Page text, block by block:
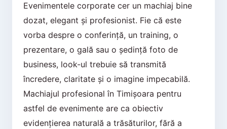
Evenimentele corporate cer un machiaj bine
dozat, elegant și profesionist. Fie că este
vorba despre o conferință, un training, o
prezentare, o gală sau o ședință foto de
business, look-ul trebuie să transmită
încredere, claritate și o imagine impecabilă.
Machiajul profesional în Timișoara pentru
astfel de evenimente are ca obiectiv
evidențierea naturală a trăsăturilor, fără a